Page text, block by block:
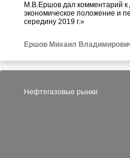
М.В.Ершов дал комментарий
экономическое положение и
середину 2019 г.»
Ершов Михаил
Нефтегазовые рынки